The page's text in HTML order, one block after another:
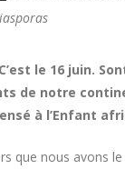
le 16 juin.
de notre
à l’Enfant
que nous avons